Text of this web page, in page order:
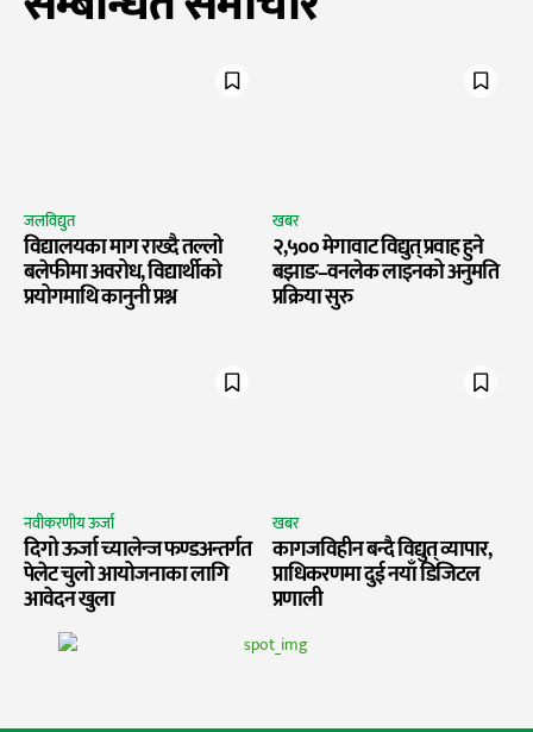
जलविद्युत
विद्यालयका माग राख्दै तल्लो
बलेफीमा अवरोध, विद्यार्थीको
प्रयोगमाथि कानुनी प्रश्न
खबर
२,५०० मेगावाट विद्युत् प्रवाह हुने
बझाङ–वनलेक लाइनको अनुमति
प्रक्रिया सुरु
नवीकरणीय ऊर्जा
दिगो ऊर्जा च्यालेन्ज फण्डअन्तर्गत
पेलेट चुलो आयोजनाका लागि
आवेदन खुला
खबर
कागजविहीन बन्दै विद्युत् व्यापार,
प्राधिकरणमा दुई नयाँ डिजिटल
प्रणाली